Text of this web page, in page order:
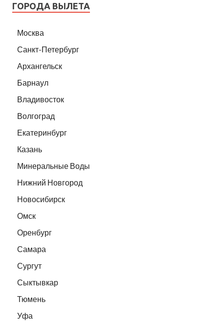
ГОРОДА ВЫЛЕТА
Москва
Санкт-Петербург
Архангельск
Барнаул
Владивосток
Волгоград
Екатеринбург
Казань
Минеральные Воды
Нижний Новгород
Новосибирск
Омск
Оренбург
Самара
Сургут
Сыктывкар
Тюмень
Уфа